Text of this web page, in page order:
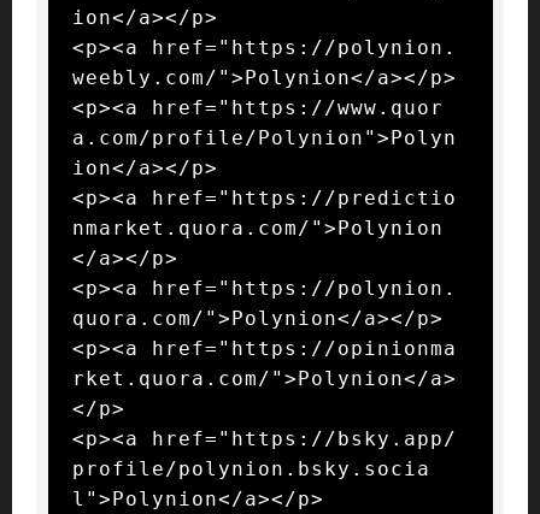
ion</a></p>
<p><a href="https://polynion.
weebly.com/">Polynion</a></p>
<p><a href="https://www.quor
a.com/profile/Polynion">Polyn
ion</a></p>
<p><a href="https://predictio
nmarket.quora.com/">Polynion
</a></p>
<p><a href="https://polynion.
quora.com/">Polynion</a></p>
<p><a href="https://opinionma
rket.quora.com/">Polynion</a>
</p>
<p><a href="https://bsky.app/
profile/polynion.bsky.socia
l">Polynion</a></p>